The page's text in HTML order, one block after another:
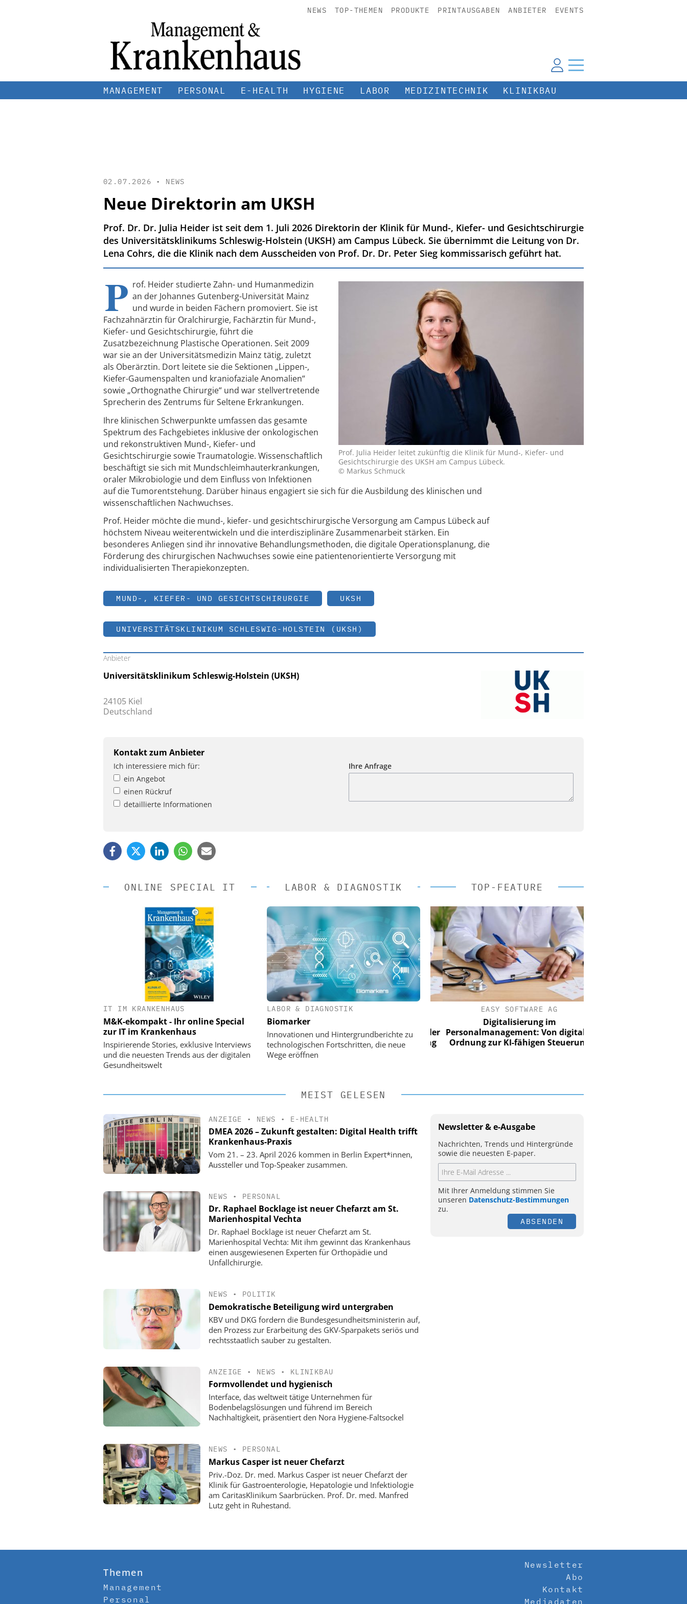
NEWS TOP-THEMEN PRODUKTE PRINTAUSGABEN ANBIETER EVENTS
MANAGEMENT PERSONAL E-HEALTH HYGIENE LABOR MEDIZINTECHNIK KLINIKBAU
02.07.2026 • NEWS
Neue Direktorin am UKSH
Prof. Dr. Dr. Julia Heider ist seit dem 1. Juli 2026 Direktorin der Klinik für Mund-, Kiefer- und Gesichtschirurgie
des Universitätsklinikums Schleswig-Holstein (UKSH) am Campus Lübeck. Sie übernimmt die Leitung von Dr.
Lena Cohrs, die die Klinik nach dem Ausscheiden von Prof. Dr. Dr. Peter Sieg kommissarisch geführt hat.
Prof. Julia Heider leitet zukünftig die Klinik für Mund-, Kiefer- und
Gesichtschirurgie des UKSH am Campus Lübeck.
© Markus Schmuck
P rof. Heider studierte Zahn- und Humanmedizin
an der Johannes Gutenberg-Universität Mainz
und wurde in beiden Fächern promoviert. Sie ist
Fachzahnärztin für Oralchirurgie, Fachärztin für Mund-,
Kiefer- und Gesichtschirurgie, führt die
Zusatzbezeichnung Plastische Operationen. Seit 2009
war sie an der Universitätsmedizin Mainz tätig, zuletzt
als Oberärztin. Dort leitete sie die Sektionen „Lippen-,
Kiefer-Gaumenspalten und kraniofaziale Anomalien“
sowie „Orthognathe Chirurgie“ und war stellvertretende
Sprecherin des Zentrums für Seltene Erkrankungen.
Ihre klinischen Schwerpunkte umfassen das gesamte
Spektrum des Fachgebietes inklusive der onkologischen
und rekonstruktiven Mund-, Kiefer- und
Gesichtschirurgie sowie Traumatologie. Wissenschaftlich
beschäftigt sie sich mit Mundschleimhauterkrankungen,
oraler Mikrobiologie und dem Einfluss von Infektionen
auf die Tumorentstehung. Darüber hinaus engagiert sie sich für die Ausbildung des klinischen und
wissenschaftlichen Nachwuchses.
Prof. Heider möchte die mund-, kiefer- und gesichtschirurgische Versorgung am Campus Lübeck auf
höchstem Niveau weiterentwickeln und die interdisziplinäre Zusammenarbeit stärken. Ein
besonderes Anliegen sind ihr innovative Behandlungsmethoden, die digitale Operationsplanung, die
Förderung des chirurgischen Nachwuchses sowie eine patientenorientierte Versorgung mit
individualisierten Therapiekonzepten.
MUND-, KIEFER- UND GESICHTSCHIRURGIE UKSH
UNIVERSITÄTSKLINIKUM SCHLESWIG-HOLSTEIN (UKSH)
Anbieter
Universitätsklinikum Schleswig-Holstein (UKSH)
24105 Kiel
Deutschland
Kontakt zum Anbieter
Ich interessiere mich für:
ein Angebot
einen Rückruf
detaillierte Informationen
Ihre Anfrage
ONLINE SPECIAL IT
IT IM KRANKENHAUS
M&K-ekompakt - Ihr online Special
zur IT im Krankenhaus
Inspirierende Stories, exklusive Interviews
und die neuesten Trends aus der digitalen
Gesundheitswelt
LABOR & DIAGNOSTIK
LABOR & DIAGNOSTIK
Biomarker
Innovationen und Hintergrundberichte zu
technologischen Fortschritten, die neue
Wege eröffnen
TOP-FEATURE
EASY SOFTWARE AG
Digitalisierung im
Personalmanagement: Von digitaler
Ordnung zur KI-fähigen Steuerung
EASY SOFTWARE AG
Personalmanagement: Von digitaler
Ordnung zur KI-fähigen Steuerung
EASY SOFTWARE AG
Digitalisierung im
Personalmanagement: Von digitaler
Ordnung zur KI-fähigen Steuerung
MEIST GELESEN
ANZEIGE • NEWS • E-HEALTH
DMEA 2026 – Zukunft gestalten: Digital Health trifft
Krankenhaus-Praxis
Vom 21. – 23. April 2026 kommen in Berlin Expert*innen,
Aussteller und Top-Speaker zusammen.
NEWS • PERSONAL
Dr. Raphael Bocklage ist neuer Chefarzt am St.
Marienhospital Vechta
Dr. Raphael Bocklage ist neuer Chefarzt am St.
Marienhospital Vechta: Mit ihm gewinnt das Krankenhaus
einen ausgewiesenen Experten für Orthopädie und
Unfallchirurgie.
NEWS • POLITIK
Demokratische Beteiligung wird untergraben
KBV und DKG fordern die Bundesgesundheitsministerin auf,
den Prozess zur Erarbeitung des GKV-Sparpakets seriös und
rechtsstaatlich sauber zu gestalten.
ANZEIGE • NEWS • KLINIKBAU
Formvollendet und hygienisch
Interface, das weltweit tätige Unternehmen für
Bodenbelagslösungen und führend im Bereich
Nachhaltigkeit, präsentiert den Nora Hygiene-Faltsockel
NEWS • PERSONAL
Markus Casper ist neuer Chefarzt
Priv.-Doz. Dr. med. Markus Casper ist neuer Chefarzt der
Klinik für Gastroenterologie, Hepatologie und Infektiologie
am CaritasKlinikum Saarbrücken. Prof. Dr. med. Manfred
Lutz geht in Ruhestand.
Newsletter & e-Ausgabe
Nachrichten, Trends und Hintergründe
sowie die neuesten E-paper.
Mit Ihrer Anmeldung stimmen Sie
unseren Datenschutz-Bestimmungen
zu.
ABSENDEN
Themen
Management
Personal
Newsletter
Abo
Kontakt
Mediadaten